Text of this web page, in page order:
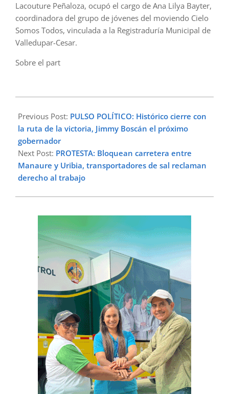
Lacouture Peñaloza, ocupó el cargo de Ana Lilya Bayter,
coordinadora del grupo de jóvenes del moviendo Cielo
Somos Todos, vinculada a la Registraduría Municipal de
Valledupar-Cesar.
Sobre el part
10-
23
Previous Post: PULSO POLÍTICO: Histórico cierre con
la ruta de la victoria, Jimmy Boscán el próximo
gobernador
Next Post: PROTESTA: Bloquean carretera entre
Manaure y Uribia, transportadores de sal reclaman
derecho al trabajo